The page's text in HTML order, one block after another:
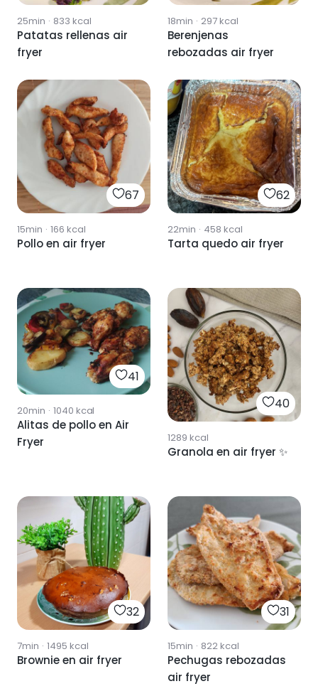
25min · 833 kcal
Patatas rellenas air
fryer
18min · 297kcal
Berenjenas
rebozadas air fryer
67
15min · 166 kcal
Pollo en air fryer
62
22min · 458 kcal
Tarta quedo air fryer
41
20min · 1040 kcal
Alitas de pollo en Air
Fryer
40
1289 kcal
Granola en air fryer ✨
32
7min · 1495 kcal
Brownie en air fryer
31
15min · 822kcal
Pechugas rebozadas
air fryer